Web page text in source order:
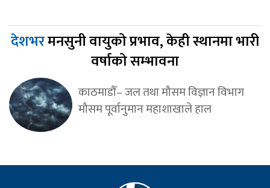
देशभरमनसुनी वायुको प्रभाव, केही स्थानमा भारी
वर्षाको सम्भावना
काठमाडौँ– जल तथा मौसम विज्ञान विभाग
मौसम पूर्वानुमान महाशाखाले हाल